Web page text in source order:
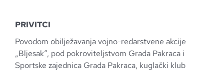
PRIVITCI
Povodom obilježavanja vojno-redarstvene akcije
„Bljesak“, pod pokroviteljstvom Grada Pakraca i
Sportske zajednica Grada Pakraca, kuglački klub